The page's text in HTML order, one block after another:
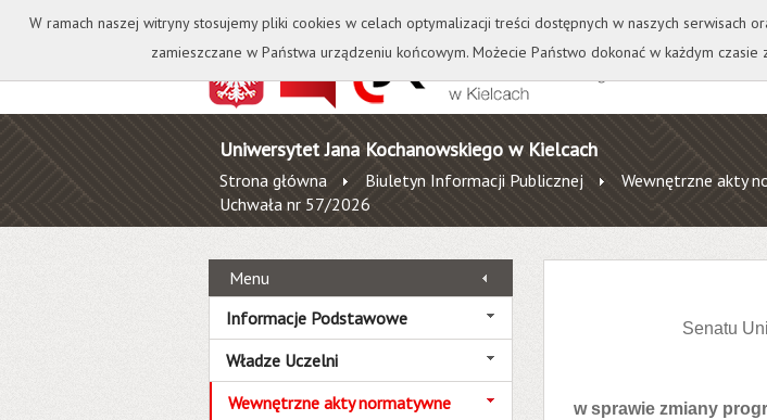
Kontakt Biblioteka Wydawnictwo Wirtualna Uczelnia
Uniwersytet Jana Kochanowskiego w Kielcach
Strona główna Biuletyn Informacji Publicznej Wewnętrzne akty
Uchwała nr 57/2026
Menu
Informacje Podstawowe
Władze Uczelni
Wewnętrzne akty normatywne
Senatu
w sprawie zmiany
W ramach naszej witryny stosujemy pliki cookies w celach optymalizacji treści dostępnych w naszych
zamieszczane w Państwa urządzeniu końcowym. Możecie Państwo dokonać w każdym